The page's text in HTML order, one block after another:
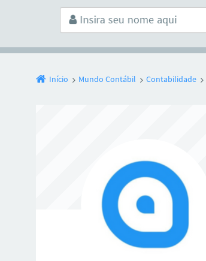
Início Mundo Contábil Contabilidade